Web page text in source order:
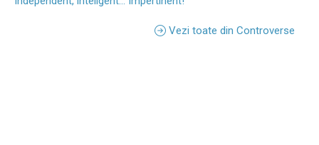
Vezi toate din Controverse